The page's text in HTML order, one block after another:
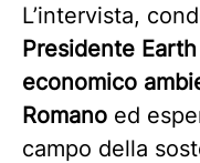
L’intervista,
Presidente
economico
Romano ed
campo della